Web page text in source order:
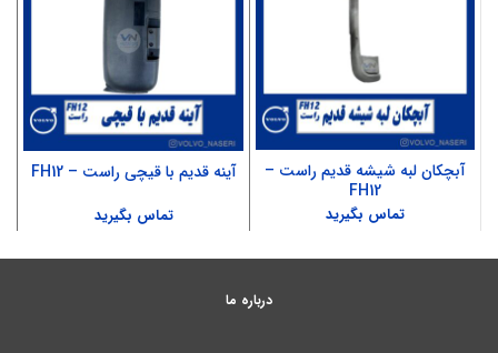
آبچکان لبه شیشه قدیم راست –
FH12
تماس بگیرید
آینه قدیم با قیچی راست – FH12
تماس بگیرید
درباره ما